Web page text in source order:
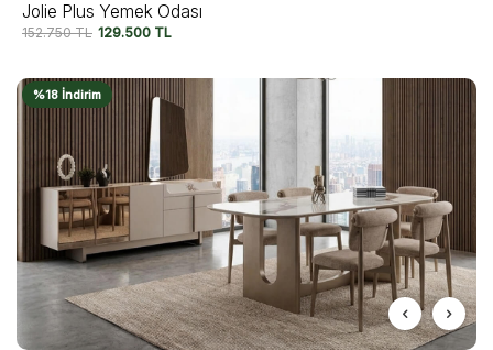
Jolie Plus Yemek Odası
152.750TL 129.500 TL
%18 İndirim